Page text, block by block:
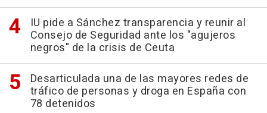
IU pide a Sánchez transparencia y reunir al
Consejo de Seguridad ante los "agujeros
negros" de la crisis de Ceuta
Desarticulada una de las mayores redes de
tráfico de personas y droga en España con
78 detenidos